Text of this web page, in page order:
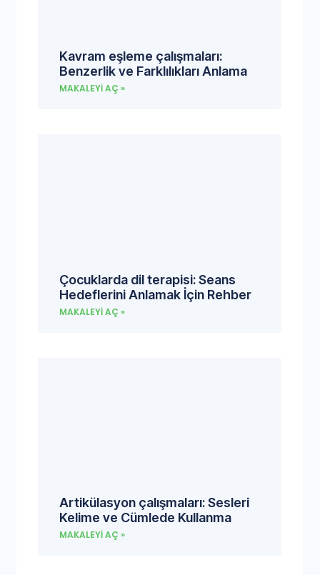
Kavram eşleme çalışmaları:
Benzerlik ve Farklılıkları Anlama
MAKALEYI AÇ »
Çocuklarda dil terapisi: Seans
Hedeflerini Anlamak İçin Rehber
MAKALEYI AÇ »
Artikülasyon çalışmaları: Sesleri
Kelime ve Cümlede Kullanma
MAKALEYI AÇ »